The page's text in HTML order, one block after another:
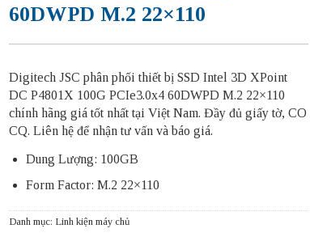
60DWPD M.2 22×110
Digitech JSC phân phối thiết bị SSD Intel 3D XPoint
DC P4801X 100G PCIe3.0x4 60DWPD M.2 22×110
chính hãng giá tốt nhất tại Việt Nam. Đầy đủ giấy tờ, CO
CQ. Liên hệ để nhận tư vấn và báo giá.
Dung Lượng: 100GB
Form Factor: M.2 22×110
Danh mục: Linh kiện máy chủ